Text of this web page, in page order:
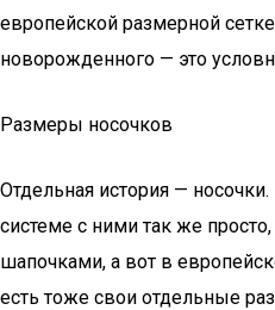
европейской размерной
новорожденного — это
Размеры носочков
Отдельная история —
системе с ними так же
шапочками, а вот в
есть тоже свои отдельные